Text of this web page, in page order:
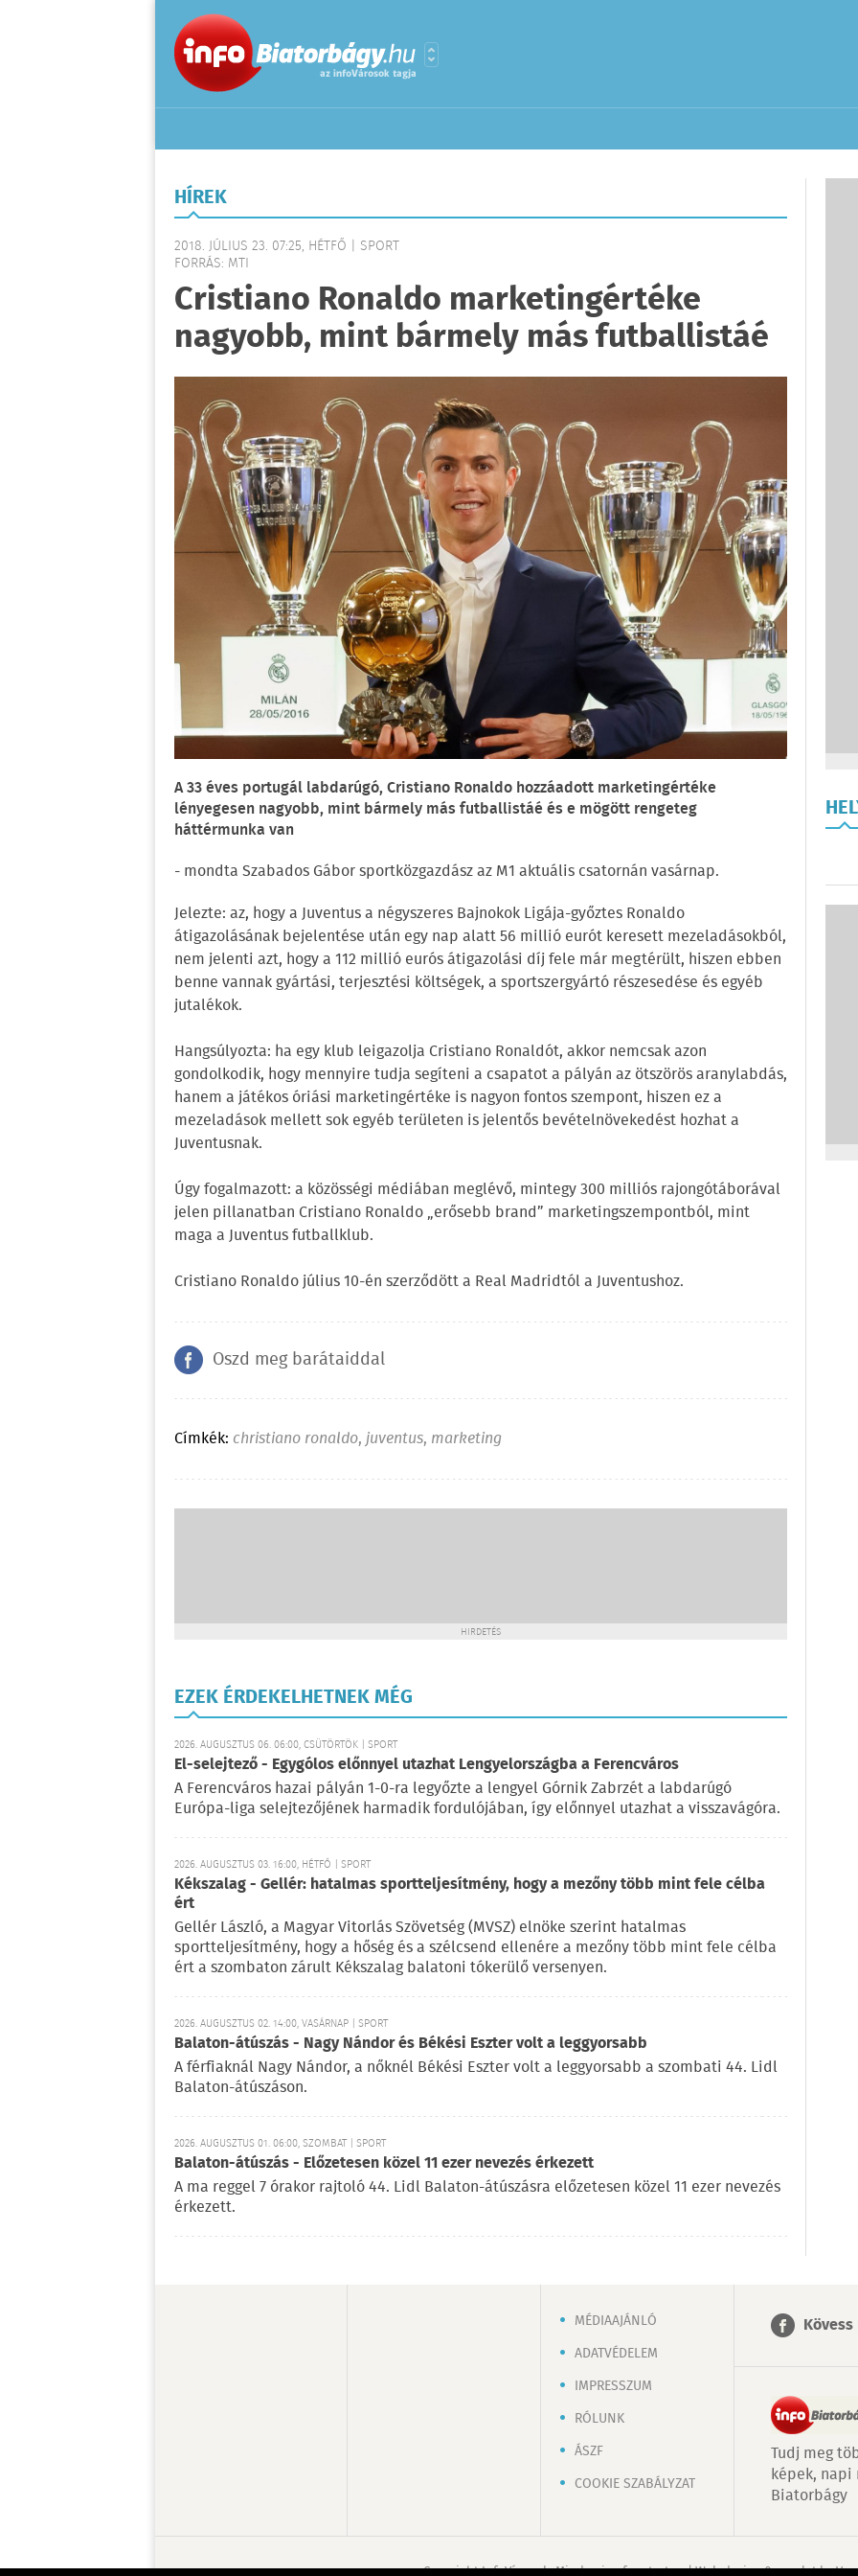
HÍREK
2018. JÚLIUS 23. 07:25, HÉTFŐ | SPORT
FORRÁS: MTI
Cristiano Ronaldo marketingértéke
nagyobb, mint bármely más futballistáé
A 33 éves portugál labdarúgó, Cristiano Ronaldo hozzáadott marketingértéke
lényegesen nagyobb, mint bármely más futballistáé és e mögött rengeteg
háttérmunka van
- mondta Szabados Gábor sportközgazdász az M1 aktuális csatornán vasárnap.
Jelezte: az, hogy a Juventus a négyszeres Bajnokok Ligája-győztes Ronaldo
átigazolásának bejelentése után egy nap alatt 56 millió eurót keresett mezeladásokból,
nem jelenti azt, hogy a 112 millió eurós átigazolási díj fele már megtérült, hiszen ebben
benne vannak gyártási, terjesztési költségek, a sportszergyártó részesedése és egyéb
jutalékok.
Hangsúlyozta: ha egy klub leigazolja Cristiano Ronaldót, akkor nemcsak azon
gondolkodik, hogy mennyire tudja segíteni a csapatot a pályán az ötszörös aranylabdás,
hanem a játékos óriási marketingértéke is nagyon fontos szempont, hiszen ez a
mezeladások mellett sok egyéb területen is jelentős bevételnövekedést hozhat a
Juventusnak.
Úgy fogalmazott: a közösségi médiában meglévő, mintegy 300 milliós rajongótáborával
jelen pillanatban Cristiano Ronaldo „erősebb brand” marketingszempontból, mint
maga a Juventus futballklub.
Cristiano Ronaldo július 10-én szerződött a Real Madridtól a Juventushoz.
Oszd meg barátaiddal
Címkék: christiano ronaldo,juventus, marketing
HIRDETÉS
EZEK ÉRDEKELHETNEK MÉG
2026. AUGUSZTUS 06. 06:00, CSÜTÖRTÖK | SPORT
El-selejtező - Egygólos előnnyel utazhat Lengyelországba a Ferencváros
A Ferencváros hazai pályán 1-0-ra legyőzte a lengyel Górnik Zabrzét a labdarúgó
Európa-liga selejtezőjének harmadik fordulójában, így előnnyel utazhat a visszavágóra.
2026. AUGUSZTUS 03. 16:00, HÉTFŐ | SPORT
Kékszalag - Gellér: hatalmas sportteljesítmény, hogy a mezőny több mint fele célba
ért
Gellér László, a Magyar Vitorlás Szövetség (MVSZ) elnöke szerint hatalmas
sportteljesítmény, hogy a hőség és a szélcsend ellenére a mezőny több mint fele célba
ért a szombaton zárult Kékszalag balatoni tókerülő versenyen.
2026. AUGUSZTUS 02. 14:00, VASÁRNAP | SPORT
Balaton-átúszás - Nagy Nándor és Békési Eszter volt a leggyorsabb
A férfiaknál Nagy Nándor, a nőknél Békési Eszter volt a leggyorsabb a szombati 44. Lidl
Balaton-átúszáson.
2026. AUGUSZTUS 01. 06:00, SZOMBAT | SPORT
Balaton-átúszás - Előzetesen közel 11 ezer nevezés érkezett
A ma reggel 7 órakor rajtoló 44. Lidl Balaton-átúszásra előzetesen közel 11 ezer nevezés
érkezett.
MÉDIAAJÁNLÓ
ADATVÉDELEM
IMPRESSZUM
RÓLUNK
ÁSZF
COOKIE SZABÁLYZAT
Tudj meg
képek, napi
Biatorbágy